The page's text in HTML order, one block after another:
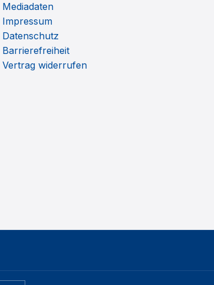
Mediadaten
Impressum
Datenschutz
Barrierefreiheit
Vertrag widerrufen